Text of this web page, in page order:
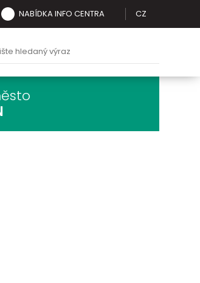
NABÍDKA INFO CENTRA CZ